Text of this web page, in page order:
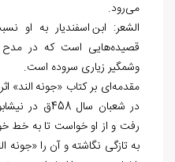
میرود.
الشعر: ابن اسفندیار به او
قصیدههایی است که در مدح
وشمگیر زیاری سروده است.
مقدمهای بر کتاب «جونه الند»
در شعبان سال
رفت و از او خواست تا به خط
به تازگی نگاشته و آن را «جونه